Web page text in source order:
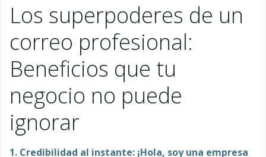
Los superpoderes de un
correo profesional:
Beneficios que tu
negocio no puede
ignorar
1. Credibilidad al instante: ¡Hola, soy una empresa